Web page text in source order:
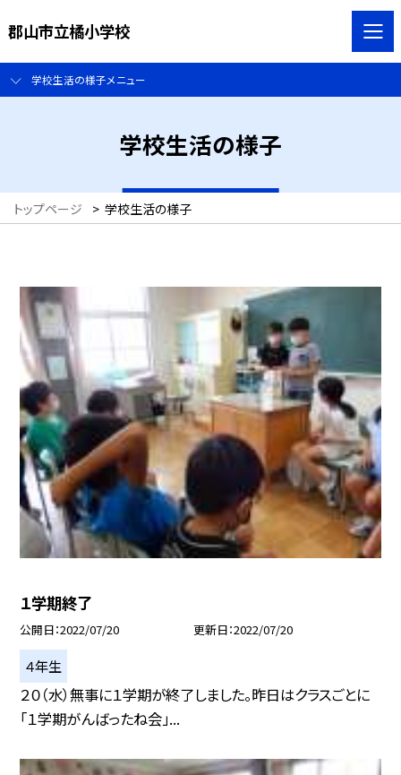
郡山市立橘小学校
学校生活の様子メニュー
学校生活の様子
トップページ > 学校生活の様子
１学期終了
公開日 2022/07/20 更新日 2022/07/20
４年生
２０（水）無事に１学期が終了しました。昨日はクラスごとに
「１学期がんばったね会」...